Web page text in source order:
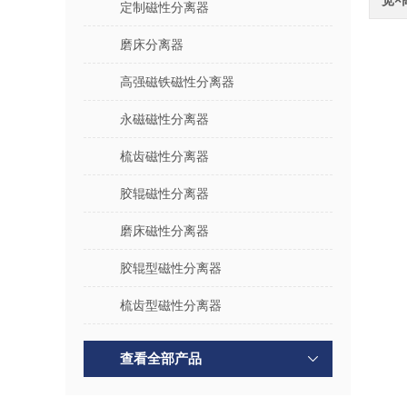
定制磁性分离器
磨床分离器
高强磁铁磁性分离器
永磁磁性分离器
梳齿磁性分离器
胶辊磁性分离器
磨床磁性分离器
胶辊型磁性分离器
梳齿型磁性分离器
查看全部产品